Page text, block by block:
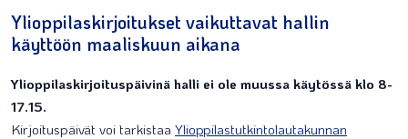
Ylioppilaskirjoitukset vaikuttavat hallin
käyttöön maaliskuun aikana
Ylioppilaskirjoituspäivinä halli ei ole muussa käytössä klo 8-
17.15.
Kirjoituspäivät voi tarkistaa Ylioppilastutkintolautakunnan